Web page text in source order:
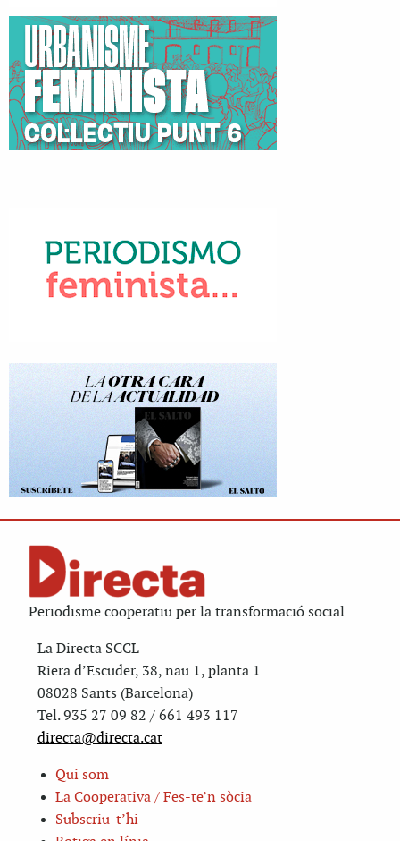
Periodisme cooperatiu per la transformació social
La Directa SCCL
Riera d’Escuder, 38, nau 1, planta 1
08028 Sants (Barcelona)
Tel. 935 27 09 82 / 661 493 117
directa@directa.cat
Qui som
La Cooperativa / Fes-te’n sòcia
Subscriu-t’hi